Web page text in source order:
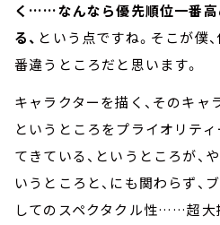
く……なんなら優先順位一番高
る、 という点ですね。そこが僕
番違うところだと思います。
キャラクターを描く、そのキャ
というところをプライオリテ
てきている、というところが、
いうところと、にも関わらず、
してのスペクタクル性……超大